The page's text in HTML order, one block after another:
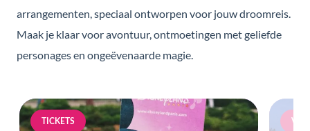
arrangementen, speciaal ontworpen voor jouw droomreis.
Maak je klaar voor avontuur, ontmoetingen met geliefde
personages en ongeëvenaarde magie.
TICKETS